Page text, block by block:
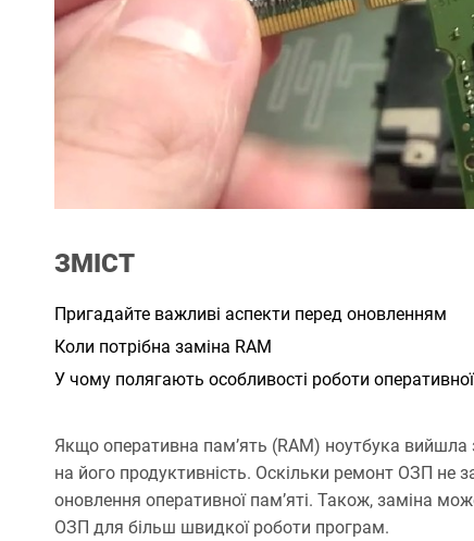
ЗМІСТ
Пригадайте важливі аспекти перед оновленням
Коли потрібна заміна RAM
У чому полягають особливості роботи оперативної
Якщо оперативна пам’ять (RAM) ноутбука
на його продуктивність. Оскільки ремонт ОЗП не
оновлення оперативної пам’яті. Також, заміна
ОЗП для більш швидкої роботи програм.